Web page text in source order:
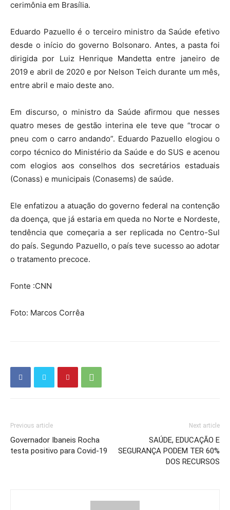
cerimônia em Brasília.
Eduardo Pazuello é o terceiro ministro da Saúde efetivo
desde o início do governo Bolsonaro. Antes, a pasta foi
dirigida por Luiz Henrique Mandetta entre janeiro de
2019 e abril de 2020 e por Nelson Teich durante um mês,
entre abril e maio deste ano.
Em discurso, o ministro da Saúde afirmou que nesses
quatro meses de gestão interina ele teve que “trocar o
pneu com o carro andando”. Eduardo Pazuello elogiou o
corpo técnico do Ministério da Saúde e do SUS e acenou
com elogios aos conselhos dos secretários estaduais
(Conass) e municipais (Conasems) de saúde.
Ele enfatizou a atuação do governo federal na contenção
da doença, que já estaria em queda no Norte e Nordeste,
tendência que começaria a ser replicada no Centro-Sul
do país. Segundo Pazuello, o país teve sucesso ao adotar
o tratamento precoce.
Fonte :CNN
Foto: Marcos Corrêa
Previous article
Governador Ibaneis Rocha
testa positivo para Covid-19
Next article
SAÚDE, EDUCAÇÃO E
SEGURANÇA PODEM TER 60%
DOS RECURSOS